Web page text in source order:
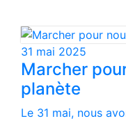
31 mai 2025
Marcher
planète
Le 31 mai, nous